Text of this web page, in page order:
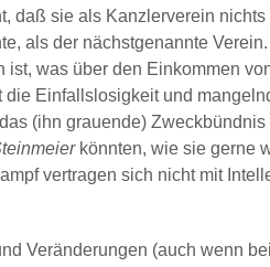
daß sie als Kanzlerverein nichts
als der nächstgenannte Verein.
was über den Einkommen
Einfallslosigkeit und
(ihn grauende) Zweckbündnis
könnten, wie sie gerne
vertragen sich nicht mit
Veränderungen (auch wenn